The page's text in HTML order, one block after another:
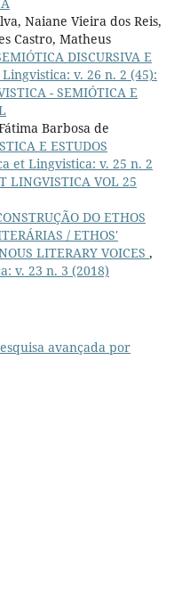
Naiane Vieira dos Reis,
Castro, Matheus
DISCURSIVA E
v. 26 n. 2 (45):
- SEMIÓTICA E
Barbosa de
E ESTUDOS
et Lingvistica: v. 25 n. 2
LINGVISTICA VOL 25
DO ETHOS
/ ETHOS'
LITERARY VOICES ,
v. 23 n. 3 (2018)
avançada por